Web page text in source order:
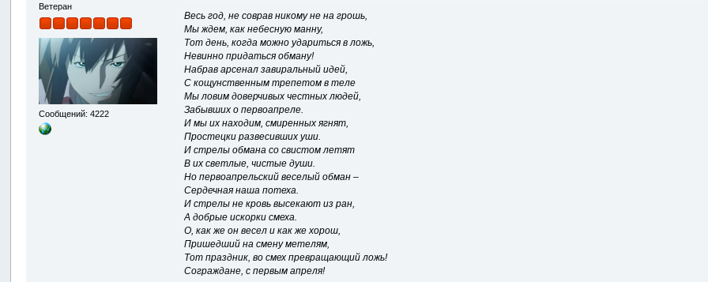
Ветеран
Сообщений: 4222
Весь год, не соврав никому не на грошь,
Мы ждем, как небесную манну,
Тот день, когда можно удариться в ложь,
Невинно придаться обману!
Набрав арсенал завиральный идей,
С кощунственным трепетом в теле
Мы ловим доверчивых честных людей,
Забывших о первоапреле.
И мы их находим, смиренных ягнят,
Простецки развесивших уши.
И стрелы обмана со свистом летят
В их светлые, чистые души.
Но первоапрельский веселый обман –
Сердечная наша потеха.
И стрелы не кровь высекают из ран,
А добрые искорки смеха.
О, как же он весел и как же хорош,
Пришедший на смену метелям,
Тот праздник, во смех превращающий ложь!
Сограждане, с первым апреля!